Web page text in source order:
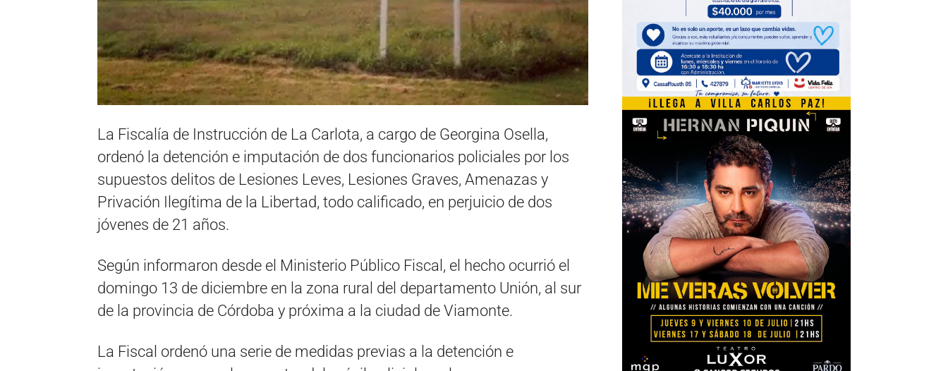
La Fiscalía de Instrucción de La Carlota, a cargo de Georgina Osella,
ordenó la detención e imputación de dos funcionarios policiales por los
supuestos delitos de Lesiones Leves, Lesiones Graves, Amenazas y
Privación Ilegítima de la Libertad, todo calificado, en perjuicio de dos
jóvenes de 21 años.
Según informaron desde el Ministerio Público Fiscal, el hecho ocurrió el
domingo 13 de diciembre en la zona rural del departamento Unión, al sur
de la provincia de Córdoba y próxima a la ciudad de Viamonte.
La Fiscal ordenó una serie de medidas previas a la detención e